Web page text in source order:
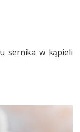
sernika w kąpieli